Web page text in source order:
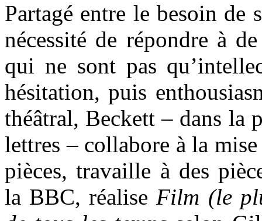
Partagé entre le besoin de
nécessité de répondre à
qui ne sont pas
hésitation, puis
théâtral, Beckett – dans la
lettres – collabore à la mise
pièces, travaille à des
la BBC, réaliseFilm (le